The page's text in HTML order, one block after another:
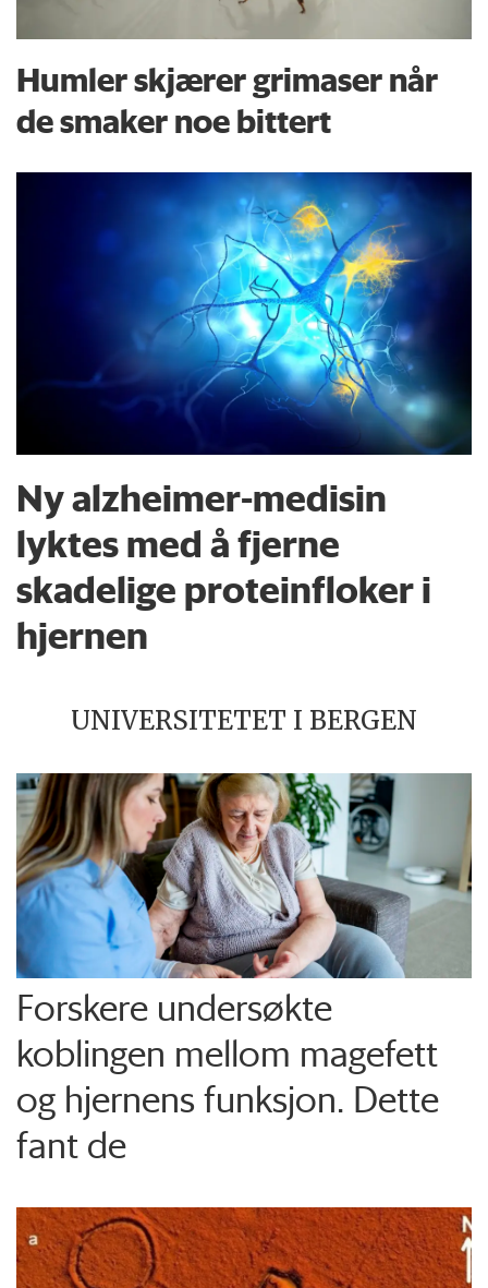
Humler skjærer grimaser når
de smaker noe bittert
Ny alzheimer-medisin
lyktes med å fjerne
skadelige proteinfloker i
hjernen
UNIVERSITETET I BERGEN
Forskere undersøkte
koblingen mellom magefett
og hjernens funksjon. Dette
fant de